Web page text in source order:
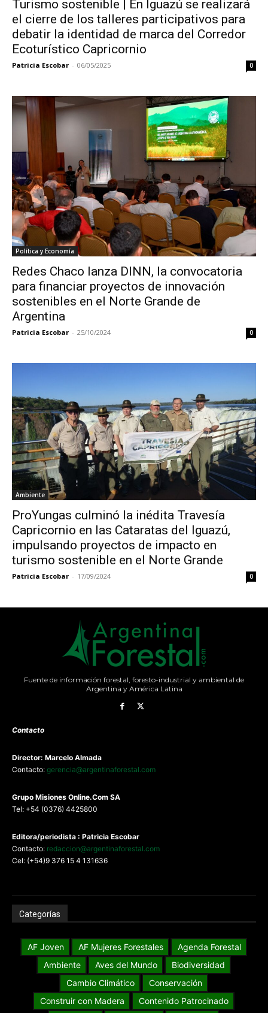
Turismo sostenible | En Iguazú se realizará
el cierre de los talleres participativos para
debatir la identidad de marca del Corredor
Ecoturístico Capricornio
Patricia Escobar - 06/05/2025 0
Política y Economía
Redes Chaco lanza DINN, la convocatoria
para financiar proyectos de innovación
sostenibles en el Norte Grande de
Argentina
Patricia Escobar - 25/10/2024 0
Ambiente
ProYungas culminó la inédita Travesía
Capricornio en las Cataratas del Iguazú,
impulsando proyectos de impacto en
turismo sostenible en el Norte Grande
Patricia Escobar - 17/09/2024 0
Fuente de información forestal, foresto-industrial y ambiental de
Argentina y América Latina
Contacto
Director: Marcelo Almada
Contacto: gerencia@argentinaforestal.com
Grupo Misiones Online.Com SA
Tel: +54 (0376) 4425800
Editora/periodista : Patricia Escobar
Contacto: redaccion@argentinaforestal.com
Cel: (+54)9 376 15 4 131636
Categorías
AF Joven AF Mujeres Forestales
Agenda Forestal
Ambiente
Aves del Mundo
Biodiversidad
Cambio Climático
Conservación
Construir con Madera
Contenido Patrocinado